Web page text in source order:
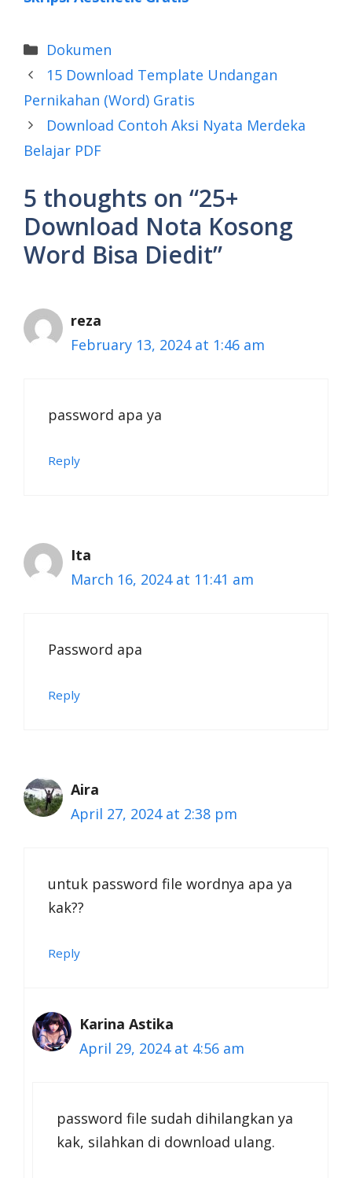
Categories
Dokumen
15 Download Template Undangan
Pernikahan (Word) Gratis
Download Contoh Aksi Nyata Merdeka
Belajar PDF
5 thoughts on “25+
Download Nota Kosong
Word Bisa Diedit”
reza
February 13, 2024 at 1:46 am
password apa ya
Reply
Ita
March 16, 2024 at 11:41 am
Password apa
Reply
Aira
April 27, 2024 at 2:38 pm
untuk password file wordnya apa ya
kak??
Reply
Karina Astika
April 29, 2024 at 4:56 am
password file sudah dihilangkan ya
kak, silahkan di download ulang.